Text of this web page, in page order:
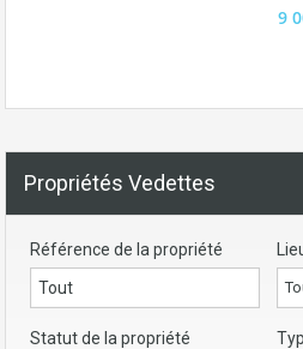
9
Propriétés Vedettes
Référence de la propriété
Statut de la propriété